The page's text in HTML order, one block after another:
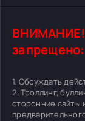
ВНИМАНИЕ!
запрещено:
1. Обсуждать
2. Троллинг,
сторонние сайты